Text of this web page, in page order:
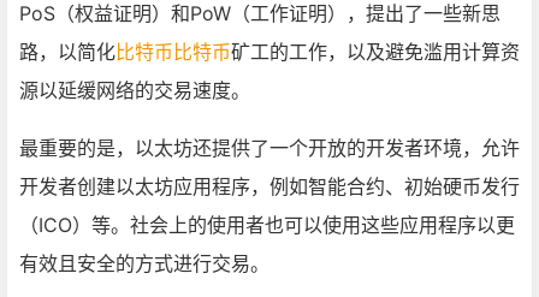
PoS（权益证明）和PoW（工作证明），提出了一些新思
路，以简化比特币 比特币矿工的工作，以及避免滥用计算资
源以延缓网络的交易速度。
最重要的是，以太坊还提供了一个开放的开发者环境，允许
开发者创建以太坊应用程序，例如智能合约、初始硬币发行
（ICO）等。社会上的使用者也可以使用这些应用程序以更
有效且安全的方式进行交易。